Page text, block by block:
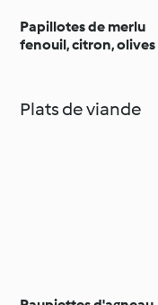
Papillotes de merlu
fenouil, citron, olives
Plats de viande